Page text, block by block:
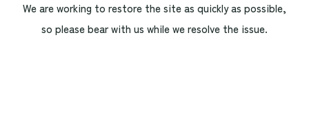
We are working to restore the site as quickly as possible,
so please bear with us while we resolve the issue.